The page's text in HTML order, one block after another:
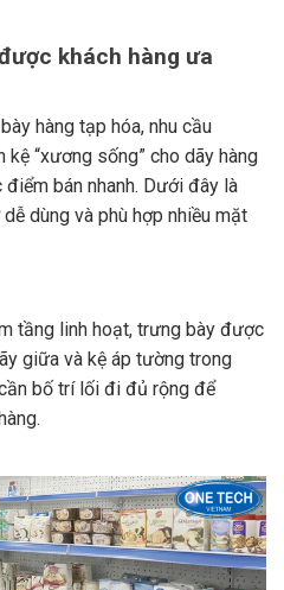
khách hàng ưa
hàng tạp hóa, nhu cầu
“xương sống” cho dãy hàng
bán nhanh. Dưới đây là
dùng và phù hợp nhiều mặt
tầng linh hoạt, trưng bày được
giữa và kệ áp tường trong
bố trí lối đi đủ rộng để